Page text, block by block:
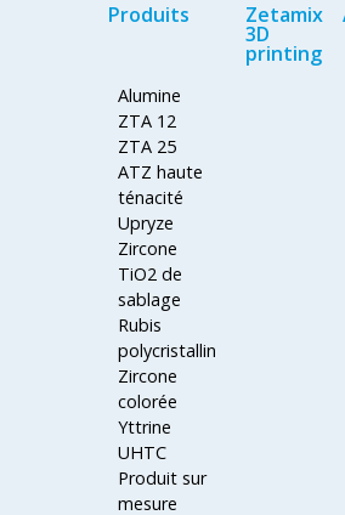
Produits
Alumine
ZTA 12
ZTA 25
ATZ haute
ténacité
Upryze
Zircone
TiO2 de
sablage
Rubis
polycristallin
Zircone
colorée
Yttrine
UHTC
Produit sur
mesure
Zetamix
3D
printing